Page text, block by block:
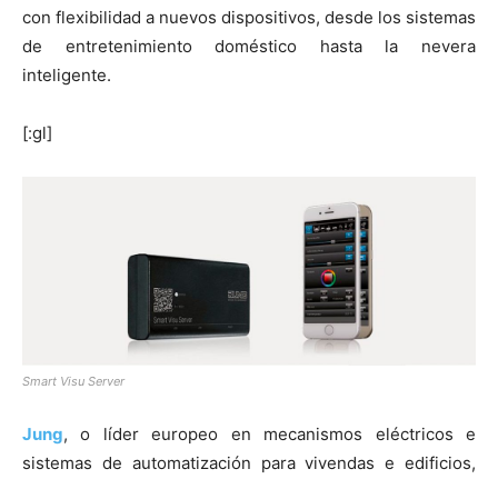
con flexibilidad a nuevos dispositivos, desde los sistemas
de entretenimiento doméstico hasta la nevera
inteligente.
[:gl]
Smart Visu Server
Jung, o líder europeo en mecanismos eléctricos e
sistemas de automatización para vivendas e edificios,